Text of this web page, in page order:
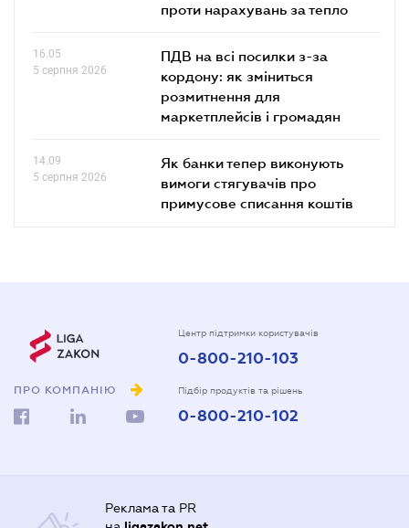
проти нарахувань за тепло
16.05
5 серпня 2026
ПДВ на всі посилки з-за
кордону: як зміниться
розмитнення для
маркетплейсів і громадян
14.09
5 серпня 2026
Як банки тепер виконують
вимоги стягувачів про
примусове списання коштів
ПРО КОМПАНІЮ
Центр підтримки користувачів
0-800-210-103
Підбір продуктів та рішень
0-800-210-102
Реклама та PR